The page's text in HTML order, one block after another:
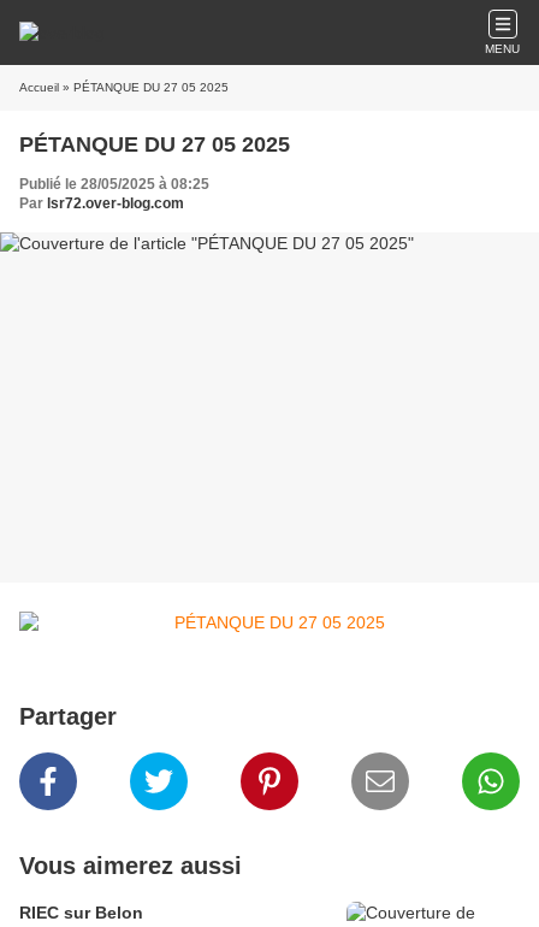
MENU
Accueil » PÉTANQUE DU 27 05 2025
PÉTANQUE DU 27 05 2025
Publié le 28/05/2025 à 08:25
Par lsr72.over-blog.com
Partager
Vous aimerez aussi
RIEC sur Belon